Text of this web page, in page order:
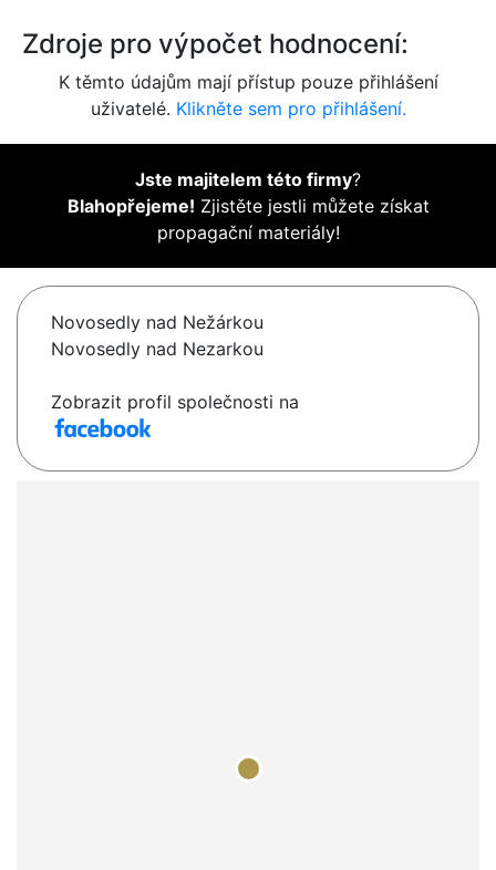
Zdroje pro výpočet hodnocení:
K těmto údajům mají přístup pouze přihlášení
uživatelé. Klikněte sem pro přihlášení.
Jste majitelem této firmy?
Blahopřejeme! Zjistěte jestli můžete získat
propagační materiály!
Novosedly nad Nežárkou
Novosedly nad Nezarkou
Zobrazit profil společnosti na